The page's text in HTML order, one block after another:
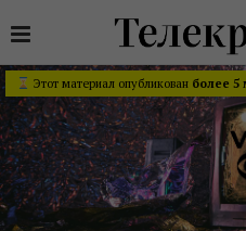
Этот материал опубликован более 5